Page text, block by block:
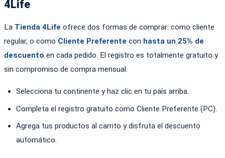
4Life
La Tienda 4Life ofrece dos formas de comprar: como cliente
regular, o como Cliente Preferente con hasta un 25% de
descuento en cada pedido. El registro es totalmente gratuito y
sin compromiso de compra mensual.
Selecciona tu continente y haz clic en tu país arriba.
Completa el registro gratuito como Cliente Preferente (PC).
Agrega tus productos al carrito y disfruta el descuento
automático.